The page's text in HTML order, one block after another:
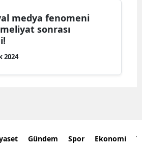
medya fenomeni
sonrası
2024
Gündem Spor Ekonomi